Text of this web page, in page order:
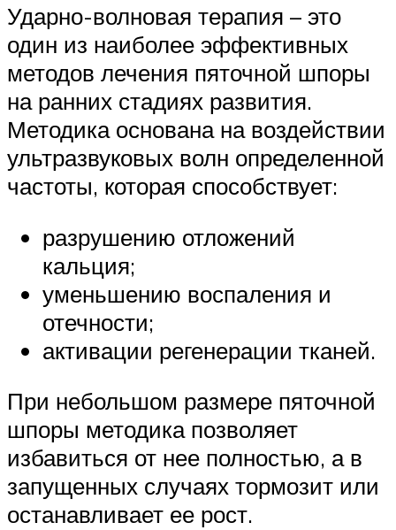
Ударно-волновая терапия – это
один из наиболее эффективных
методов лечения пяточной шпоры
на ранних стадиях развития.
Методика основана на воздействии
ультразвуковых волн определенной
частоты, которая способствует:
разрушению отложений
кальция;
уменьшению воспаления и
отечности;
активации регенерации тканей.
При небольшом размере пяточной
шпоры методика позволяет
избавиться от нее полностью, а в
запущенных случаях тормозит или
останавливает ее рост.